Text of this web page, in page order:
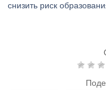
снизить риск